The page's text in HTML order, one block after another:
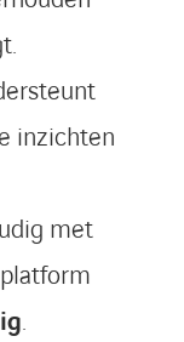
inzichten
met
.